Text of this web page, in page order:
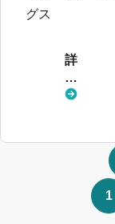
導入が定着の
グス
詳
し
く
1